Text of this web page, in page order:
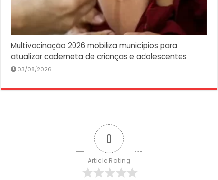
Multivacinação 2026 mobiliza municípios para
atualizar caderneta de crianças e adolescentes
03/08/2026
0
Article Rating